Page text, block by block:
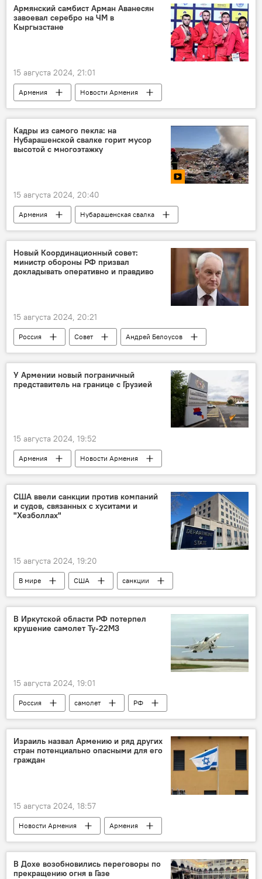
Новости Армения
Армянский самбист Арман Аванесян
завоевал серебро на ЧМ в
Кыргызстане
15 августа 2024, 21:01
Армения
Новости Армения
Общество
самбисты
ЧМ
Кадры из самого пекла: на
Нубарашенской свалке горит мусор
высотой с многоэтажку
15 августа 2024, 20:40
Армения
Нубарашенская свалка
отходы
Новый Координационный совет:
министр обороны РФ призвал
докладывать оперативно и правдиво
15 августа 2024, 20:21
Россия Совет Андрей Белоусов
У Армении новый пограничный
представитель на границе с Грузией
15 августа 2024, 19:52
Армения
Новости Армения
пограничник
Грузия Политика
США ввели санкции против компаний
и судов, связанных с хуситами и
"Хезболлах"
15 августа 2024, 19:20
В мире США
санкции
хуситы
компания судно
В Иркутской области РФ потерпел
крушение самолет Ту-22М3
15 августа 2024, 19:01
Россия самолет РФ
Израиль назвал Армению и ряд других
стран потенциально опасными для его
граждан
15 августа 2024, 18:57
Новости Армения
Армения
Политика
Израиль
В Дохе возобновились переговоры по
прекращению огня в Газе